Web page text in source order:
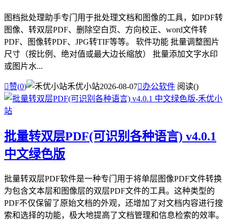
图档批处理助手专门用于批处理文档和图像的工具，如PDF转
图像、转双层PDF、删除空白页、方向校正、word文件转
PDF、图像转PDF、JPG转TIF等等。 软件功能 批量调整图片
尺寸（按比例、绝对值或最大边长缩放） 批量添加文字水印
或图片水...
赞(0) 禾优小站2026-08-07办公软件 阅读()
批量转双层PDF(可识别各种语言) v4.0.1
中文绿色版
批量转双层PDF软件是一种专门用于将单层图像PDF文件转换
为包含文本层和图像层的双层PDF文件的工具。这种类型的
PDF不仅保留了原始文档的外观，还增加了对文档内容进行搜
索和选择的功能，极大地提高了文档管理和信息检索的效率。